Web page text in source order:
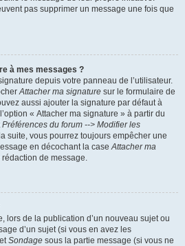
pas supprimer un message une fois que
à mes messages ?
depuis votre panneau de l’utilisateur.
Attacher ma signature sur le formulaire de
aussi ajouter la signature par défaut à
« Attacher ma signature » à partir du
Préférences du forum --> Modifier les
suite, vous pourrez toujours empêcher une
en décochant la caseAttacher ma
de message.
lors de la publication d’un nouveau sujet ou
d’un sujet (si vous en avez les
Sondage sous la partie message (si vous ne